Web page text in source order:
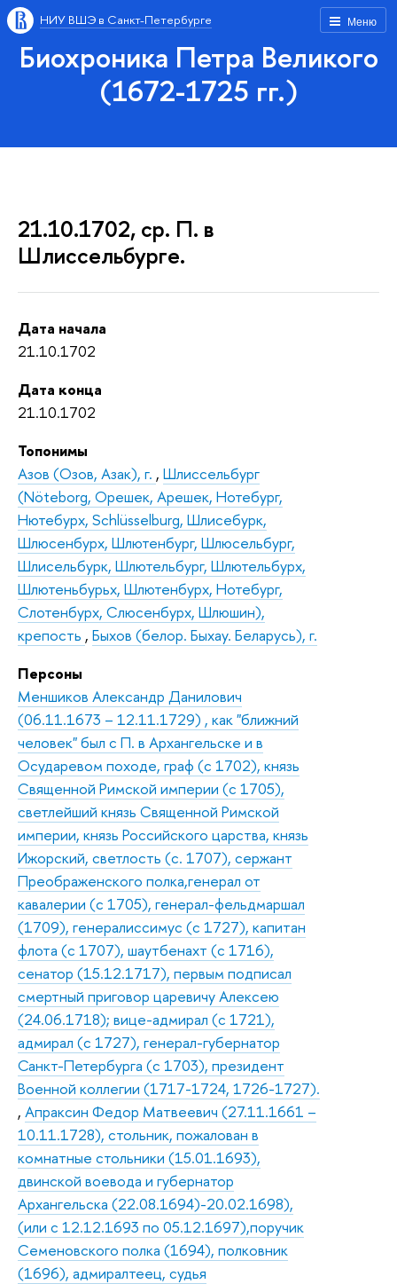
Меню
НИУ ВШЭ в Санкт-Петербурге
Биохроника Петра Великого
(1672-1725 гг.)
21.10.1702, ср. П. в
Шлиссельбурге.
Дата начала
21.10.1702
Дата конца
21.10.1702
Топонимы
Азов (Озов, Азак), г. , Шлиссельбург
(Nöteborg, Орешек, Арешек, Нотебург,
Нютебурх, Schlüsselburg, Шлисебурк,
Шлюсенбурх, Шлютенбург, Шлюсельбург,
Шлисельбурк, Шлютельбург, Шлютельбурх,
Шлютеньбурьх, Шлютенбурх, Нотебург,
Слотенбурх, Слюсенбурх, Шлюшин),
крепость , Быхов (белор. Быхау. Беларусь), г.
Персоны
Меншиков Александр Данилович
(06.11.1673 – 12.11.1729) , как "ближний
человек" был с П. в Архангельске и в
Осударевом походе, граф (с 1702), князь
Священной Римской империи (с 1705),
светлейший князь Священной Римской
империи, князь Российского царства, князь
Ижорский, светлость (с. 1707), сержант
Преображенского полка,генерал от
кавалерии (с 1705), генерал-фельдмаршал
(1709), генералиссимус (с 1727), капитан
флота (с 1707), шаутбенахт (с 1716),
сенатор (15.12.1717), первым подписал
смертный приговор царевичу Алексею
(24.06.1718); вице-адмирал (с 1721),
адмирал (с 1727), генерал-губернатор
Санкт-Петербурга (с 1703), президент
Военной коллегии (1717-1724, 1726-1727).
, Апраксин Федор Матвеевич (27.11.1661 –
10.11.1728), стольник, пожалован в
комнатные стольники (15.01.1693),
двинской воевода и губернатор
Архангельска (22.08.1694)-20.02.1698),
(или с 12.12.1693 по 05.12.1697),поручик
Семеновского полка (1694), полковник
(1696), адмиралтеец, судья